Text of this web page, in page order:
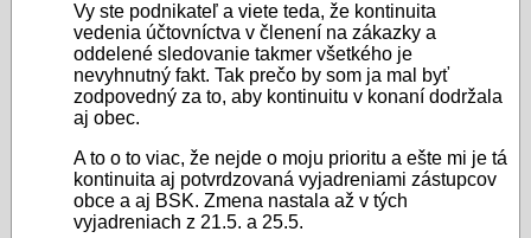
Vy ste podnikateľ a viete teda, že kontinuita
vedenia účtovníctva v členení na zákazky a
oddelené sledovanie takmer všetkého je
nevyhnutný fakt. Tak prečo by som ja mal byť
zodpovedný za to, aby kontinuitu v konaní dodržala
aj obec.
A to o to viac, že nejde o moju prioritu a ešte mi je tá
kontinuita aj potvrdzovaná vyjadreniami zástupcov
obce a aj BSK. Zmena nastala až v tých
vyjadreniach z 21.5. a 25.5.